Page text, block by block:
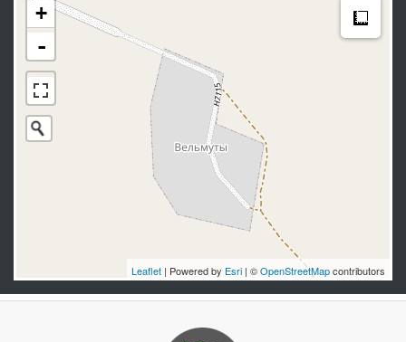
+
-
Leaflet | Powered by Esri | ©OpenStreetMapcontributors